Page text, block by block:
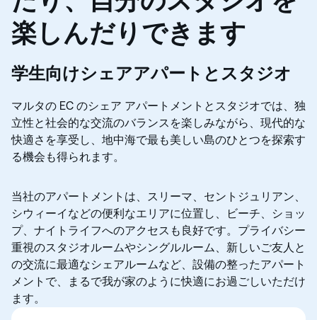
楽しんだりできます
学生向けシェアアパートとスタジオ
マルタの EC のシェア アパートメントとスタジオでは、独
立性と社会的な交流のバランスを楽しみながら、現代的な
快適さを享受し、地中海で最も美しい島のひとつを探索す
る機会も得られます。
当社のアパートメントは、スリーマ、セントジュリアン、
シウィーイなどの便利なエリアに位置し、ビーチ、ショッ
プ、ナイトライフへのアクセスも良好です。プライバシー
重視のスタジオルームやシングルルーム、新しいご友人と
の交流に最適なシェアルームなど、設備の整ったアパート
メントで、まるで我が家のように快適にお過ごしいただけ
ます。